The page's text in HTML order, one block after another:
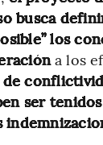
busca
los
a los
ser